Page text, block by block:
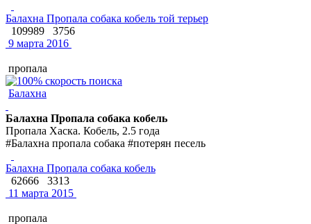
Балахна Пропала собака кобель той терьер
109989
3756
9 марта 2016
пропала
Балахна
Балахна Пропала собака кобель
Пропала Хаска. Кобель, 2.5 года
#Балахна пропала собака #потерян песель
Балахна Пропала собака кобель
62666
3313
11 марта 2015
пропала